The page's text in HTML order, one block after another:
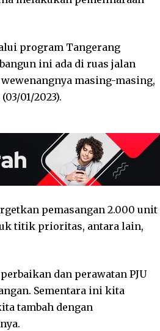
program Tangerang
ini ada di ruas jalan
masing-masing,
01/2023).
pemasangan 2.000 unit
titik prioritas, antara lain,
dan perawatan PJU
Sementara ini kita
tambah dengan